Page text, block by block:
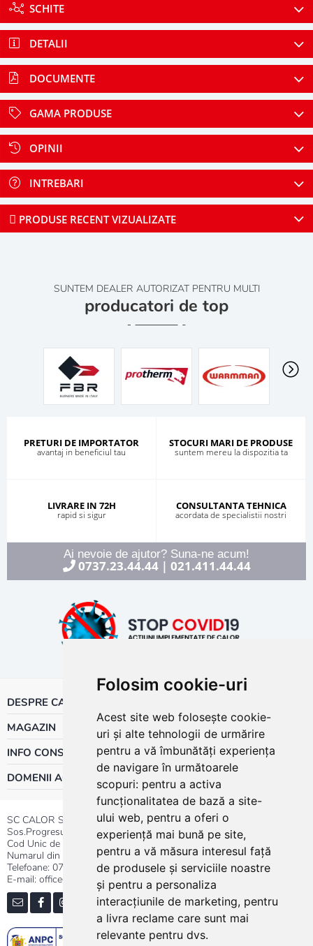
Folosim cookie-uri
Acest site web folosește cookie-
uri și alte tehnologii de urmărire
pentru a vă îmbunătăți experiența
de navigare în următoarele
scopuri: pentru a activa
funcționalitatea de bază a site-
ului web, pentru a oferi o
experiență mai bună pe site,
pentru a vă măsura interesul față
de produsele și serviciile noastre
și pentru a personaliza
interacțiunile de marketing, pentru
a livra reclame care sunt mai
relevante pentru dvs.
SCHITE
DETALII
DOCUMENTE
GAMA PRODUSE
OPINII
INTREBARI
PRODUSE RECENT VIZUALIZATE
SUNTEM DEALER AUTORIZAT PENTRU MULTI
producatori de top
PRETURI DE IMPORTATOR
avantaj in beneficiul tau
STOCURI MARI DE PRODUSE
suntem mereu la dispozitia ta
LIVRARE IN 72H
rapid si sigur
CONSULTANTA TEHNICA
acordata de specialistii nostri
Ai nevoie de ajutor? Suna-ne acum!
0737.23.44.44| 021.411.44.44
DESPRE CALOR
MAGAZIN
INFO CONSUMATOR
DOMENII ACTIVITATE
SC CALOR SRL
Sos.Progresului nr.30-40, Sector 5, Bucuresti
Cod Unic de Inregistrare: RO 3004724
Numarul din Registrul Comertului:J40/13176/1991
Telefoane: 0737.23.44.44|021.411.44.44
E-mail: office@calor.ro